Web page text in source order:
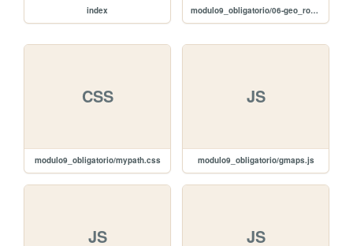
index modulo9_obligatorio/06-geo_routes
CSS
modulo9_obligatorio/mypath.css
JS
modulo9_obligatorio/gmaps.js
JS JS